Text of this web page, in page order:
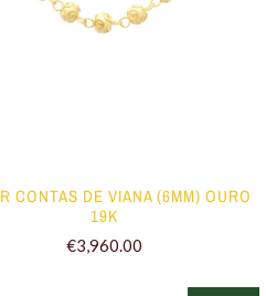
CONTAS DE VIANA (6MM) OURO
19K
€3,960.00